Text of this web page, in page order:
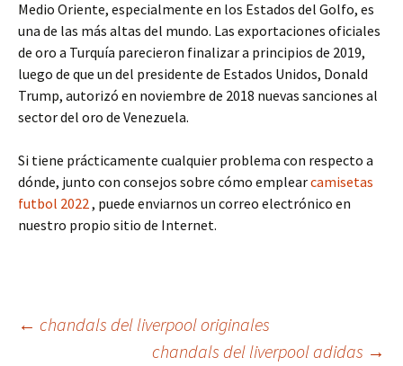
Medio Oriente, especialmente en los Estados del Golfo, es
una de las más altas del mundo. Las exportaciones oficiales
de oro a Turquía parecieron finalizar a principios de 2019,
luego de que un del presidente de Estados Unidos, Donald
Trump, autorizó en noviembre de 2018 nuevas sanciones al
sector del oro de Venezuela.
Si tiene prácticamente cualquier problema con respecto a
dónde, junto con consejos sobre cómo emplearcamisetas
futbol 2022, puede enviarnos un correo electrónico en
nuestro propio sitio de Internet.
Navegación
← chandals del liverpool originales
chandals del liverpool adidas →